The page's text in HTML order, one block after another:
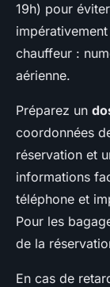
19h) pour
chauffeur :
aérienne.
Préparez un
coordonnées
réservation et
informations
téléphone et
Pour les
de la
En cas de